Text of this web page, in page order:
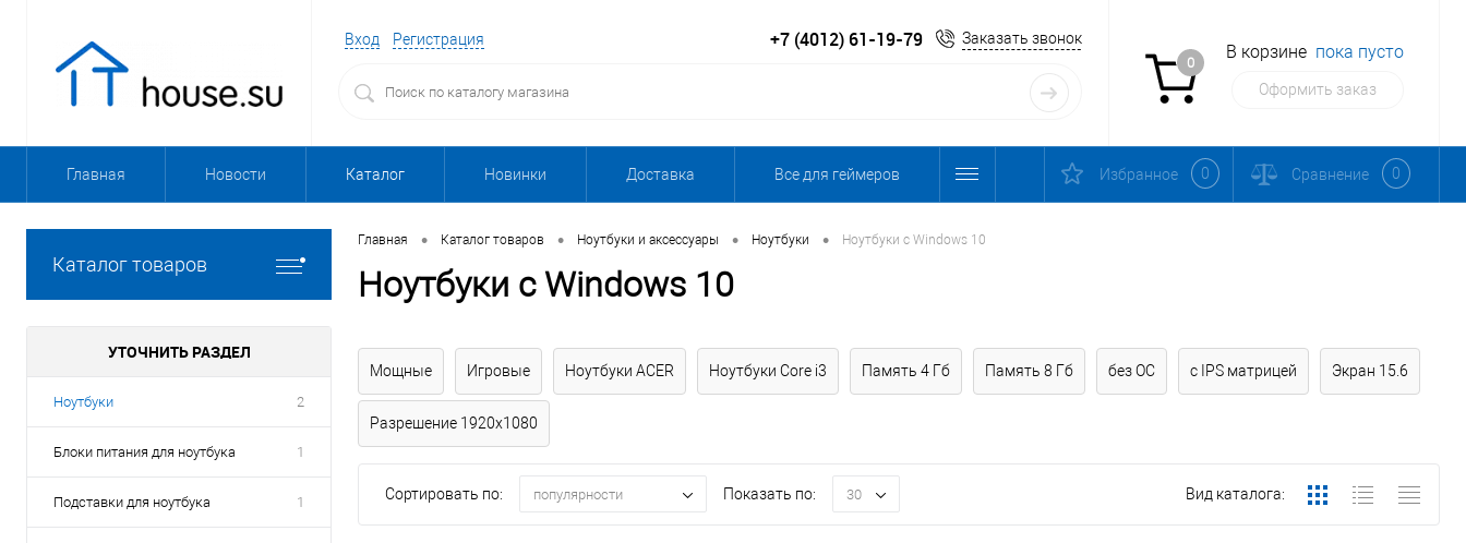
Вход Регистрация +7 (4012) 61-19-79 Заказать звонок
0
В корзине пока пусто
Оформить заказ
Главная Новости Каталог Новинки Доставка Все для геймеров Избранное 0 Сравнение 0
Каталог товаров
УТОЧНИТЬ РАЗДЕЛ
Ноутбуки 2
Блоки питания для ноутбука 1
Подставки для ноутбука 1
Главная • Каталог товаров • Ноутбуки и аксессуары • Ноутбуки • Ноутбуки с Windows 10
Ноутбуки с Windows 10
Мощные Игровые Ноутбуки ACER Ноутбуки Core i3 Память 4 Гб Память 8 Гб без ОС с IPS матрицей Экран 15.6
Разрешение 1920x1080
Сортировать по: популярности Показать по: 30 Вид каталога: